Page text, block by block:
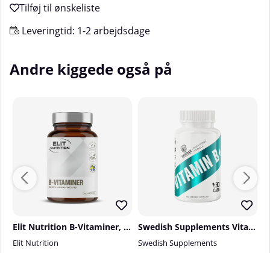
Leveringtid: 1-2 arbejdsdage
Andre kiggede også på
Elit Nutrition B-Vitaminer, 60 caps
Elit Nutrition
Swedish Supplements Vitamin B6 P-5-P, 60 caps
Swedish Supplements